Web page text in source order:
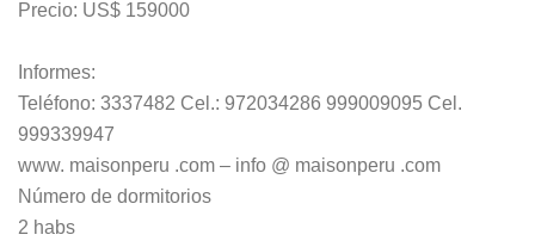
Precio: US$ 159000
Informes:
Teléfono: 3337482 Cel.: 972034286 999009095 Cel.
999339947
www. maisonperu .com – info @ maisonperu .com
Número de dormitorios
2 habs